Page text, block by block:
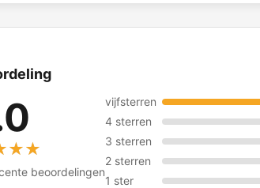
beoordelingen
vijfsterren
4 sterren
3 sterren
2 sterren
1 ster